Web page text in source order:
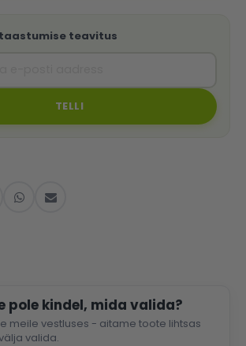
teavitus
TELLI
pole kindel, mida valida?
meile vestluses - aitame toote lihtsas
valida.